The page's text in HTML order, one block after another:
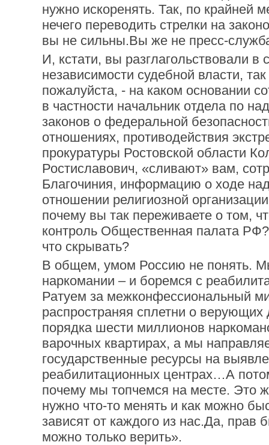
нужно искоренять. Так, по крайней
нечего переводить стрелки на
вы не сильны.Вы же не пресс-
И, кстати, вы разглагольствовали в
независимости судебной власти,
пожалуйста, - на каком основании
в частности начальник отдела по
законов о федеральной
отношениях, противодействия
прокуратуры Ростовской области
Ростиславович, «сливают» вам,
Благочиния, информацию о ходе
отношении религиозной
почему вы так переживаете о том,
контроль Общественная палата
что скрывать?
В общем, умом Россию не понять.
наркомании – и боремся с
Ратуем за межконфессиональный
распространяя сплетни о верующих
порядка шести миллионов
варочных квартирах, а мы
государственные ресурсы на
реабилитационных центрах…А
почему мы топчемся на месте. Это
нужно что-то менять и как можно
зависят от каждого из нас.Да, прав
можно только верить».